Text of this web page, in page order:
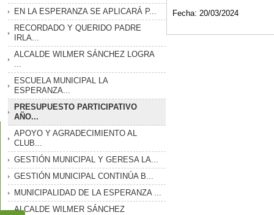
EN LA ESPERANZA SE APLICARÁ P...
RECORDADO Y QUERIDO PADRE
IRLA...
ALCALDE WILMER SÁNCHEZ LOGRA
ESCUELA MUNICIPAL LA
ESPERANZA...
PRESUPUESTO PARTICIPATIVO
AÑO...
APOYO Y AGRADECIMIENTO AL
CLUB...
GESTIÓN MUNICIPAL Y GERESA LA...
GESTIÓN MUNICIPAL CONTINÚA B...
MUNICIPALIDAD DE LA ESPERANZA ...
ALCALDE WILMER SÁNCHEZ
Fecha: 20/03/2024